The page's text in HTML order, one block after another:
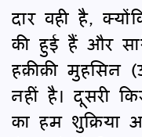
दार वही है,
की हुई हैं और
हक़ीक़ी मुहसिन
नहीं है। दूसरी
का हम शुक्रिया